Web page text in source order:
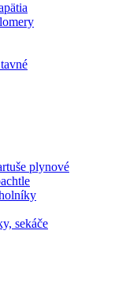
plynové
sekáče